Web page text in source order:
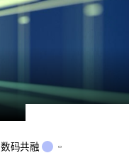
数码共融